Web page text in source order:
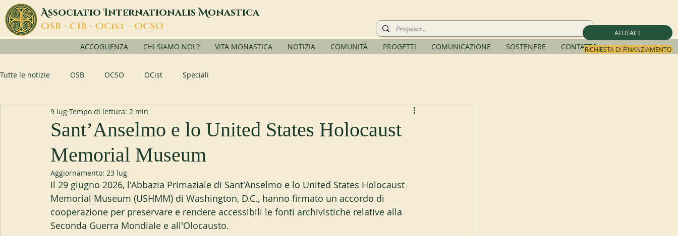
AIUTACI
RICHIESTA DI FINANZIAMENTO
AssociatioInternationalisMonastica
OSB - CIB - OCist - OCSO
ACCOGLIENZA CHI SIAMO NOI ? VITA MONASTICA NOTIZIA COMUNITÀ PROGETTI COMUNICAZIONE SOSTENERE CONTATTO
Tutte le notizie OSB OCSO OCist Speciali
Sant’Anselmo e lo United States Holocaust
Memorial Museum
9 lug Tempo di lettura: 2 min
Aggiornamento: 23 lug
Il 29 giugno 2026, l'Abbazia Primaziale di Sant'Anselmo e lo United States Holocaust
Memorial Museum (USHMM) di Washington, D.C., hanno firmato un accordo di
cooperazione per preservare e rendere accessibili le fonti archivistiche relative alla
Seconda Guerra Mondiale e all'Olocausto.